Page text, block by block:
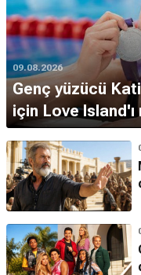
09.08.2026
Genç yüzücü
için Love